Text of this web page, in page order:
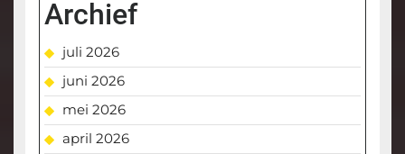
Archief
juli 2026
juni 2026
mei 2026
april 2026